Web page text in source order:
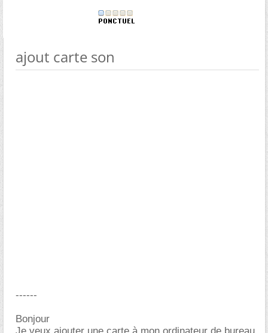
ajout carte son
------
Bonjour